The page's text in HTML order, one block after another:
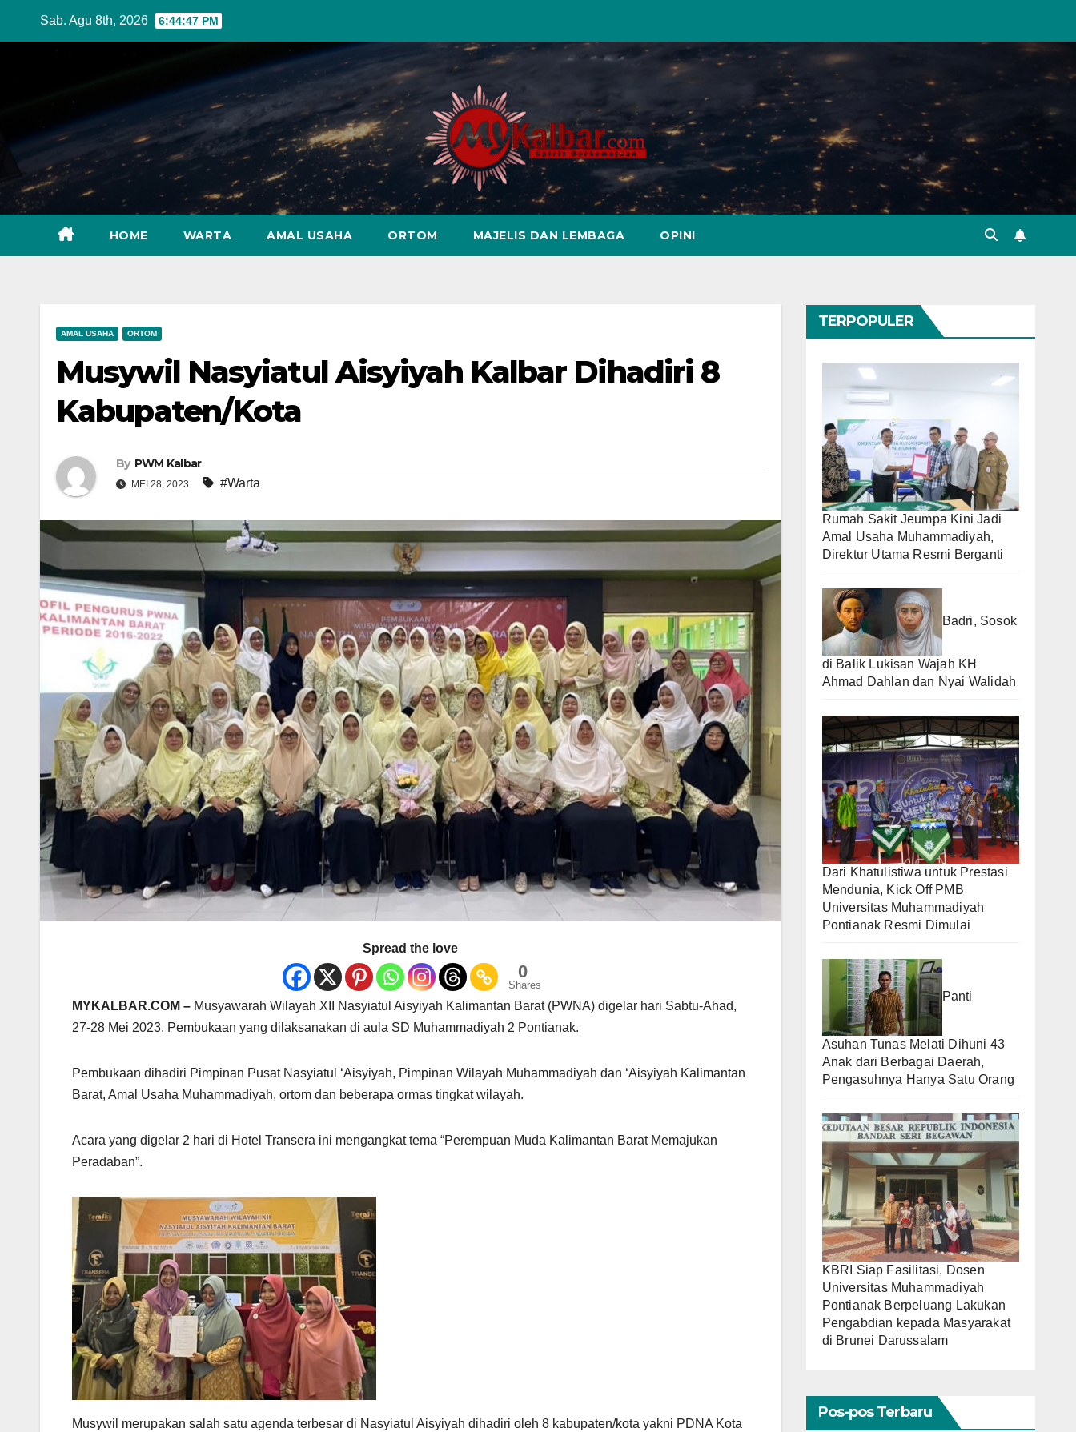
Sab. Agu 8th, 2026 6:44:48 PM
HOME WARTA AMAL USAHA ORTOM MAJELIS DAN LEMBAGA OPINI
AMAL USAHA ORTOM
Musywil Nasyiatul Aisyiyah Kalbar Dihadiri 8
Kabupaten/Kota
By PWM Kalbar
MEI 28, 2023 #Warta
Spread the love
0
Shares
MYKALBAR.COM – Musyawarah Wilayah XII Nasyiatul Aisyiyah Kalimantan Barat (PWNA) digelar hari Sabtu-Ahad,
27-28 Mei 2023. Pembukaan yang dilaksanakan di aula SD Muhammadiyah 2 Pontianak.
Pembukaan dihadiri Pimpinan Pusat Nasyiatul ‘Aisyiyah, Pimpinan Wilayah Muhammadiyah dan ‘Aisyiyah Kalimantan
Barat, Amal Usaha Muhammadiyah, ortom dan beberapa ormas tingkat wilayah.
Acara yang digelar 2 hari di Hotel Transera ini mengangkat tema “Perempuan Muda Kalimantan Barat Memajukan
Peradaban”.
Musywil merupakan salah satu agenda terbesar di Nasyiatul Aisyiyah dihadiri oleh 8 kabupaten/kota yakni PDNA Kota
TERPOPULER
Rumah Sakit Jeumpa Kini Jadi
Amal Usaha Muhammadiyah,
Direktur Utama Resmi Berganti
Badri, Sosok
di Balik Lukisan Wajah KH
Ahmad Dahlan dan Nyai Walidah
Dari Khatulistiwa untuk Prestasi
Mendunia, Kick Off PMB
Universitas Muhammadiyah
Pontianak Resmi Dimulai
Panti
Asuhan Tunas Melati Dihuni 43
Anak dari Berbagai Daerah,
Pengasuhnya Hanya Satu Orang
KBRI Siap Fasilitasi, Dosen
Universitas Muhammadiyah
Pontianak Berpeluang Lakukan
Pengabdian kepada Masyarakat
di Brunei Darussalam
Pos-pos Terbaru